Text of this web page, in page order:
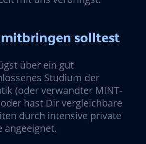
solltest
über ein gut
Studium der
(oder verwandter MINT-
hast Dir vergleichbare
durch intensive private
angeeignet.